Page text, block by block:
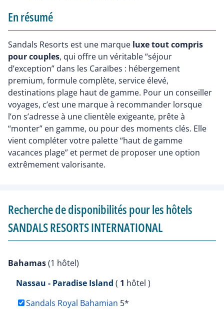
En résumé
Sandals Resorts est une marque luxe tout compris
pour couples, qui offre un véritable “séjour
d’exception” dans les Caraïbes : hébergement
premium, formule complète, service élevé,
destinations plage haut de gamme. Pour un conseiller
voyages, c’est une marque à recommander lorsque
l’on s’adresse à une clientèle exigeante, prête à
“monter” en gamme, ou pour des moments clés. Elle
vient compléter votre palette “haut de gamme
vacances plage” et permet de proposer une option
extrêmement valorisante.
Recherche de disponibilités pour les hôtels
SANDALS RESORTS INTERNATIONAL
Bahamas(1 hôtel)
Nassau - Paradise Island ( 1 hôtel )
Sandals Royal Bahamian 5*